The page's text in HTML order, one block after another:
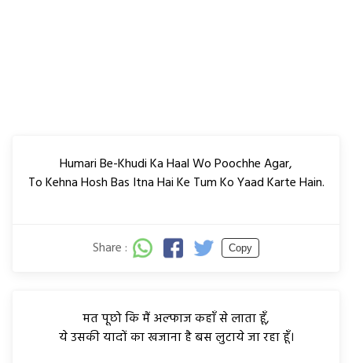
Humari Be-Khudi Ka Haal Wo Poochhe Agar,
To Kehna Hosh Bas Itna Hai Ke Tum Ko Yaad Karte Hain.
Share : Copy
मत पूछो कि मैं अल्फाज कहाँ से लाता हूँ,
ये उसकी यादों का खजाना है बस लुटाये जा रहा हूँ।